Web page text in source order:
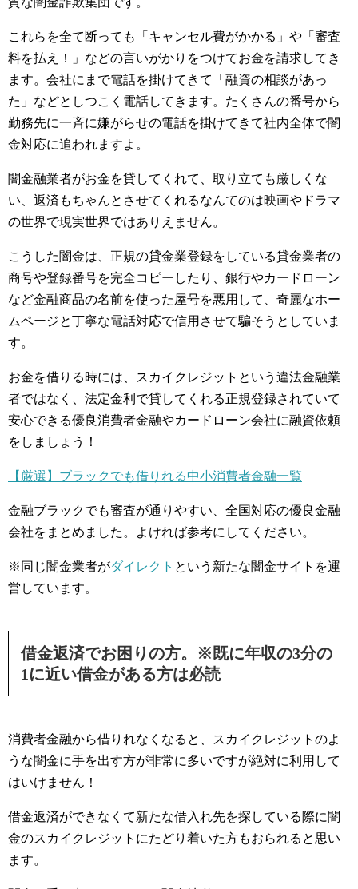
これらを全て断っても「キャンセル費がかかる」や「審査
料を払え！」などの言いがかりをつけてお金を請求してき
ます。会社にまで電話を掛けてきて「融資の相談があっ
た」などとしつこく電話してきます。たくさんの番号から
勤務先に一斉に嫌がらせの電話を掛けてきて社内全体で闇
金対応に追われますよ。
闇金融業者がお金を貸してくれて、取り立ても厳しくな
い、返済もちゃんとさせてくれるなんてのは映画やドラマ
の世界で現実世界ではありえません。
こうした闇金は、正規の貸金業登録をしている貸金業者の
商号や登録番号を完全コピーしたり、銀行やカードローン
など金融商品の名前を使った屋号を悪用して、奇麗なホー
ムページと丁寧な電話対応で信用させて騙そうとしていま
す。
お金を借りる時には、スカイクレジットという違法金融業
者ではなく、法定金利で貸してくれる正規登録されていて
安心できる優良消費者金融やカードローン会社に融資依頼
をしましょう！
【厳選】ブラックでも借りれる中小消費者金融一覧
金融ブラックでも審査が通りやすい、全国対応の優良金融
会社をまとめました。よければ参考にしてください。
※同じ闇金業者がダイレクト という新たな闇金サイトを運
営しています。
借金返済でお困りの方。※既に年収の3分の
1に近い借金がある方は必読
消費者金融から借りれなくなると、スカイクレジットのよ
うな闇金に手を出す方が非常に多いですが絶対に利用して
はいけません！
借金返済ができなくて新たな借入れ先を探している際に闇
金のスカイクレジットにたどり着いた方もおられると思い
ます。